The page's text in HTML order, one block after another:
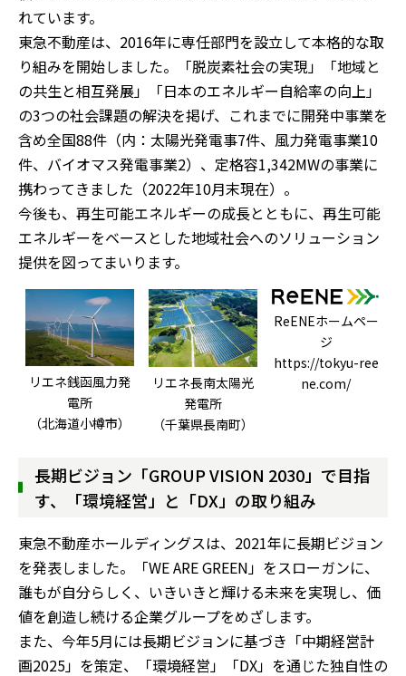
れています。
東急不動産は、2016年に専任部門を設立して本格的な取
り組みを開始しました。「脱炭素社会の実現」「地域と
の共生と相互発展」「日本のエネルギー自給率の向上」
の3つの社会課題の解決を掲げ、これまでに開発中事業を
含め全国88件（内：太陽光発電事7件、風力発電事業10
件、バイオマス発電事業2）、定格容1,342MWの事業に
携わってきました（2022年10月末現在）。
今後も、再生可能エネルギーの成長とともに、再生可能
エネルギーをベースとした地域社会へのソリューション
提供を図ってまいります。
リエネ銭函風力発
電所
（北海道小樽市）
リエネ長南太陽光
発電所
（千葉県長南町）
ReENEホームペー
ジ
https://tokyu-ree
ne.com/
長期ビジョン「GROUP VISION 2030」で目指
す、「環境経営」と「DX」の取り組み
東急不動産ホールディングスは、2021年に長期ビジョン
を発表しました。「WE ARE GREEN」をスローガンに、
誰もが自分らしく、いきいきと輝ける未来を実現し、価
値を創造し続ける企業グループをめざします。
また、今年5月には長期ビジョンに基づき「中期経営計
画2025」を策定、「環境経営」「DX」を通じた独自性の